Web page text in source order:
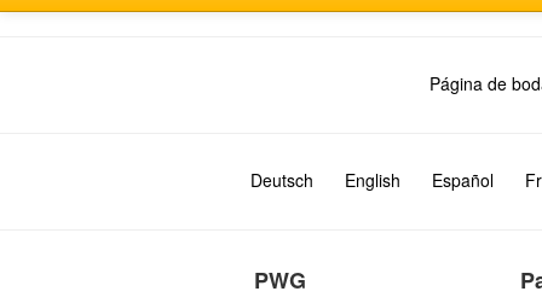
Página de
Deutsch English Español
PWG